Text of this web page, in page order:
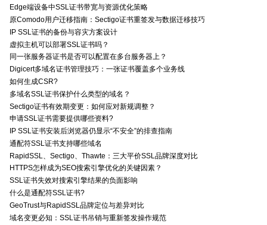
Edge端设备中SSL证书带宽与资源优化策略
原Comodo用户迁移指南：Sectigo证书重签发与数据迁移技巧
IP SSL证书的备份与容灾方案设计
虚拟主机可以部署SSL证书吗？
同一张服务器证书是否可以配置在多台服务器上？
Digicert多域名证书管理技巧：一张证书覆盖多个业务线
如何生成CSR?
多域名SSL证书保护什么类型的域名？
Sectigo证书有效期变更：如何应对新规调整？
申请SSL证书需要提供哪些资料?
IP SSL证书安装后浏览器仍显示“不安全”的排查指南
通配符SSL证书支持哪些域名
RapidSSL、Sectigo、Thawte：三大平价SSL品牌深度对比
HTTPS怎样成为SEO搜索引擎优化的关键因素？
SSL证书失效对搜索引擎结果的负面影响
什么是通配符SSL证书?
GeoTrust与RapidSSL品牌定位与差异对比
域名变更必知：SSL证书吊销与重新签发操作规范